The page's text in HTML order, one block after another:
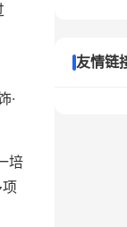
·
培
友情链